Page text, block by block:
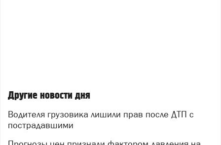
Другие новости дня
Водителя грузовика лишили прав после ДТП с
пострадавшими